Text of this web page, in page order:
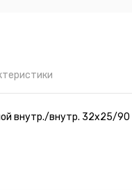
внутр./внутр. 32х25/